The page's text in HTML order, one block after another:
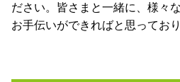
ださい。皆さまと一緒に、様々
お手伝いができればと思っており